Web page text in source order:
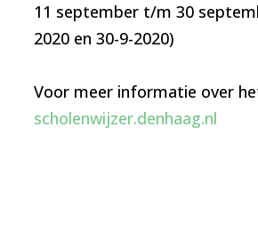
11 september t/m 30
2020 en 30-9-2020)
Voor meer informatie over
scholenwijzer.denhaag.nl